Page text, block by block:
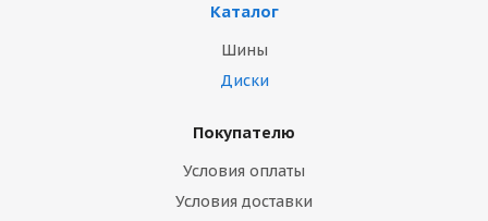
Каталог
Шины
Диски
Покупателю
Условия оплаты
Условия доставки